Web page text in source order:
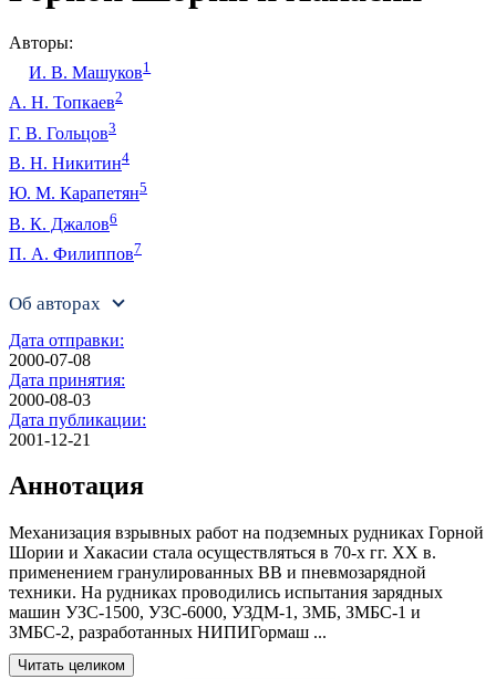
Авторы:
И. В. Машуков1
А. Н. Топкаев2
Г. В. Гольцов3
В. Н. Никитин4
Ю. М. Карапетян5
В. К. Джалов6
П. А. Филиппов7
Об авторах
Дата отправки:
2000-07-08
Дата принятия:
2000-08-03
Дата публикации:
2001-12-21
Аннотация
Механизация взрывных работ на подземных рудниках Горной
Шории и Хакасии стала осуществляться в 70-х гг. XX в.
применением гранулированных ВВ и пневмозарядной
техники. На рудниках проводились испытания зарядных
машин УЗС-1500, УЗС-6000, УЗДМ-1, 3МБ, ЗМБС-1 и
ЗМБС-2, разработанных НИПИГормаш ...
Читать целиком